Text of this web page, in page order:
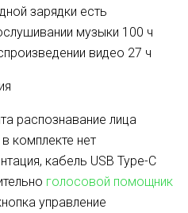
зарядки есть
музыки 100 ч
видео 27 ч
распознавание лица
комплекте нет
кабель USB Type-C
голосовой помощник
управление